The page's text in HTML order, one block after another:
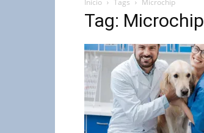
Início Tags Microchip
Tag: Microchip